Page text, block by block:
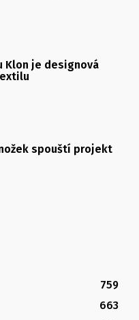
Klon je designová
spouští projekt
759
663